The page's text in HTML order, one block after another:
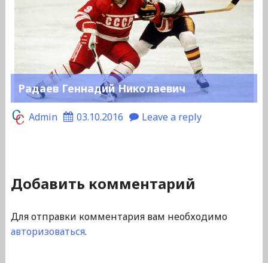
Радаев Геннадий Николаевич
Admin 03.10.2016 Leave a reply
Добавить комментарий
Для отправки комментария вам необходимо
авторизоваться.